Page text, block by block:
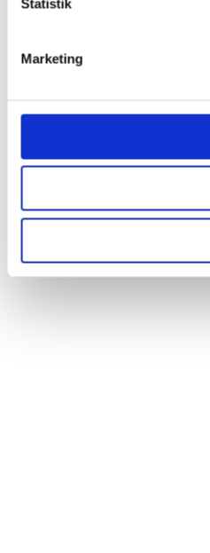
Statistik
Marketing